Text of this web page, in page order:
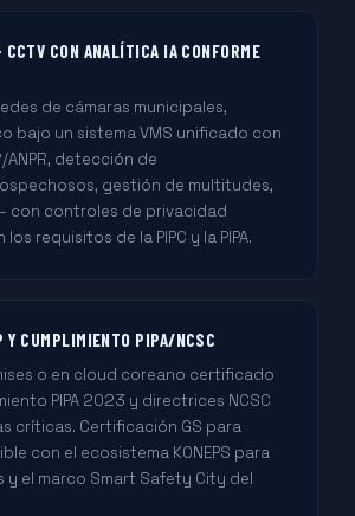
CON ANALÍTICA IA CONFORME
de cámaras municipales,
bajo un sistema VMS unificado con
ANPR, detección de
gestión de multitudes,
con controles de privacidad
requisitos de la PIPC y la PIPA.
Y CUMPLIMIENTO PIPA/NCSC
o en cloud coreano certificado
PIPA 2023 y directrices NCSC
críticas. Certificación GS para
con el ecosistema KONEPS para
el marco Smart Safety City del